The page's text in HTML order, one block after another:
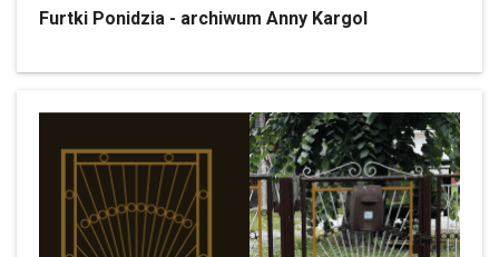
Furtki Ponidzia - archiwum Anny Kargol